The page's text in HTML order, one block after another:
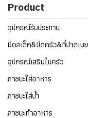
Product
อุปกรณ์รับประทาน
มีดสเต็ก&มีดครัว&ที่ปาดเนย
อุปกรณ์เสริมในครัว
ภาชนะใส่อาหาร
ภาชนะใส่น้ำ
ภาชนะทำอาหาร